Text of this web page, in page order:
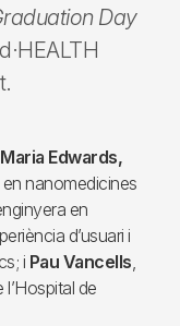
Day
Maria Edwards,
nanomedicines
en
d’usuari i
i Pau Vancells,
de